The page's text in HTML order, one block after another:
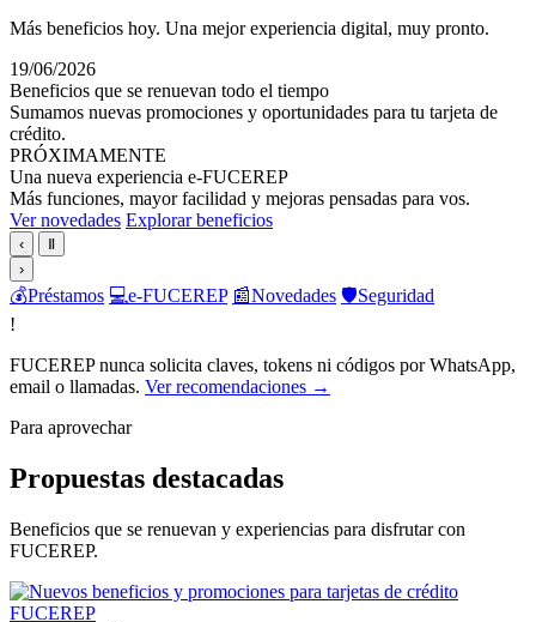
Más beneficios hoy. Una mejor experiencia digital, muy pronto.
19/06/2026
Beneficios que se renuevan todo el tiempo
Sumamos nuevas promociones y oportunidades para tu tarjeta de
crédito.
PRÓXIMAMENTE
Una nueva experiencia e-FUCEREP
Más funciones, mayor facilidad y mejoras pensadas para vos.
Ver novedades Explorar beneficios
‹
Ⅱ
›
💰Préstamos 💻e-FUCEREP 📰Novedades 🛡️Seguridad
!
FUCEREP nunca solicita claves, tokens ni códigos por WhatsApp,
email o llamadas. Ver recomendaciones →
Para aprovechar
Propuestas destacadas
Beneficios que se renuevan y experiencias para disfrutar con
FUCEREP.